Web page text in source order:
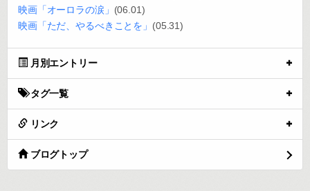
映画「オーロラの涙」 (06.01)
映画「ただ、やるべきことを」 (05.31)
月別エントリー
タグ一覧
リンク
ブログトップ